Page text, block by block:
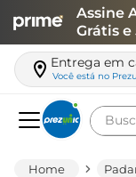
Assine
Grátis e
Entrega em
Você está no